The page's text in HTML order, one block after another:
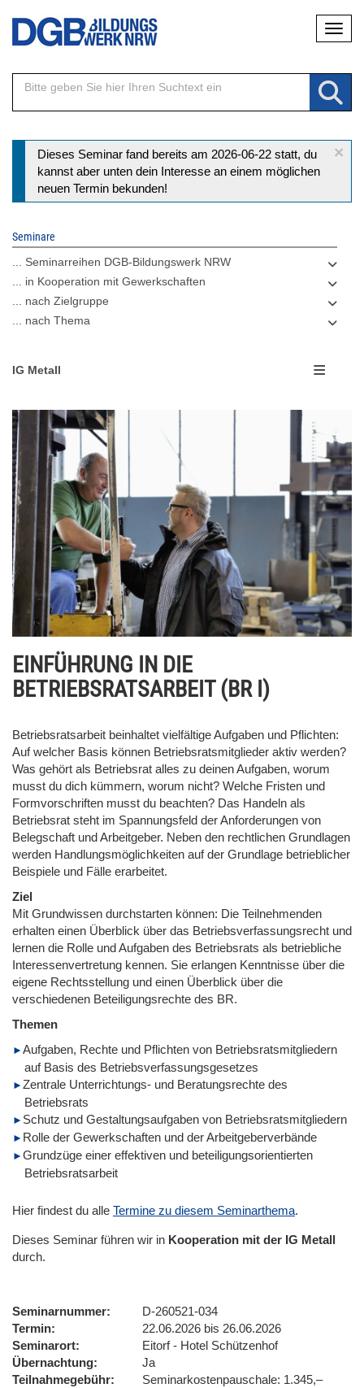
Direkt
Inhalt
×
Statusmeldung
Dieses Seminar fand bereits am 2026-06-22 statt, du
kannst aber unten dein Interesse an einem möglichen
neuen Termin bekunden!
Seminare
... Seminarreihen DGB-Bildungswerk NRW
... in Kooperation mit Gewerkschaften
... nach Zielgruppe
... nach Thema
IG Metall
EINFÜHRUNG IN DIE
BETRIEBSRATSARBEIT (BR I)
Betriebsratsarbeit beinhaltet vielfältige Aufgaben und Pflichten:
Auf welcher Basis können Betriebsratsmitglieder aktiv werden?
Was gehört als Betriebsrat alles zu deinen Aufgaben, worum
musst du dich kümmern, worum nicht? Welche Fristen und
Formvorschriften musst du beachten? Das Handeln als
Betriebsrat steht im Spannungsfeld der Anforderungen von
Belegschaft und Arbeitgeber. Neben den rechtlichen Grundlagen
werden Handlungsmöglichkeiten auf der Grundlage betrieblicher
Beispiele und Fälle erarbeitet.
Ziel
Mit Grundwissen durchstarten können: Die Teilnehmenden
erhalten einen Überblick über das Betriebsverfassungsrecht und
lernen die Rolle und Aufgaben des Betriebsrats als betriebliche
Interessenvertretung kennen. Sie erlangen Kenntnisse über die
eigene Rechtsstellung und einen Überblick über die
verschiedenen Beteiligungsrechte des BR.
Themen
Aufgaben, Rechte und Pflichten von Betriebsratsmitgliedern
auf Basis des Betriebsverfassungsgesetzes
Zentrale Unterrichtungs- und Beratungsrechte des
Betriebsrats
Schutz und Gestaltungsaufgaben von Betriebsratsmitgliedern
Rolle der Gewerkschaften und der Arbeitgeberverbände
Grundzüge einer effektiven und beteiligungsorientierten
Betriebsratsarbeit
Hier findest du alle Termine zu diesem Seminarthema.
Dieses Seminar führen wir in Kooperation mit der IG Metall
durch.
Seminarnummer
D-260521-034
Termin
22.06.2026 bis 26.06.2026
Seminarort
Eitorf - Hotel Schützenhof
Übernachtung
Ja
Teilnahmegebühr
Seminarkostenpauschale: 1.345,–